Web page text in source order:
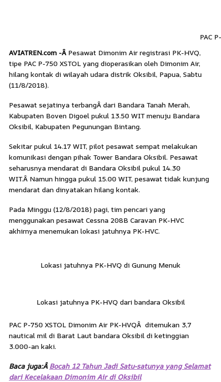
PAC
AVIATREN.com -Â Pesawat Dimonim Air registrasi PK-HVQ,
tipe PAC P-750 XSTOL yang dioperasikan oleh Dimonim Air,
hilang kontak di wilayah udara distrik Oksibil, Papua, Sabtu
(11/8/2018).
Pesawat sejatinya terbangÂ dari Bandara Tanah Merah,
Kabupaten Boven Digoel pukul 13.50 WIT menuju Bandara
Oksibil, Kabupaten Pegunungan Bintang.
Sekitar pukul 14.17 WIT, pilot pesawat sempat melakukan
komunikasi dengan pihak Tower Bandara Oksibil. Pesawat
seharusnya mendarat di Bandara Oksibil pukul 14.30
WIT.Â Namun hingga pukul 15.00 WIT, pesawat tidak kunjung
mendarat dan dinyatakan hilang kontak.
Pada Minggu (12/8/2018) pagi, tim pencari yang
menggunakan pesawat Cessna 208B Caravan PK-HVC
akhirnya menemukan lokasi jatuhnya PK-HVC.
Lokasi jatuhnya PK-HVQ di Gunung Menuk
Lokasi jatuhnya PK-HVQ dari bandara Oksibil
PAC P-750 XSTOL Dimonim Air PK-HVQÂ ditemukan 3,7
nautical mil di Barat Laut bandara Oksibil di ketinggian
3.000-an kaki.
Baca juga:ÂBocah 12 Tahun Jadi Satu-satunya yang Selamat
dari Kecelakaan Dimonim Air di Oksibil